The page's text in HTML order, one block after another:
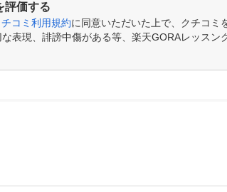
評価する
コミ利用規約に同意いただいた上で、クチコミ
表現、誹謗中傷がある等、楽天GORAレッス